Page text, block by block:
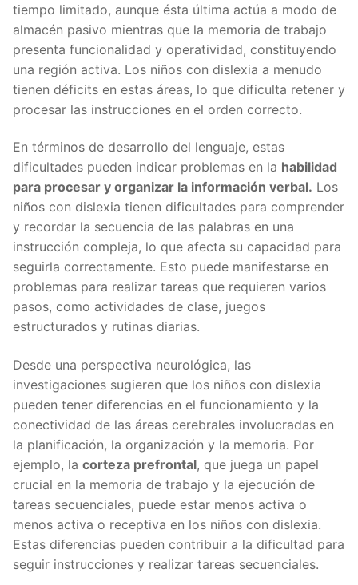
tiempo limitado, aunque ésta última actúa a modo de
almacén pasivo mientras que la memoria de trabajo
presenta funcionalidad y operatividad, constituyendo
una región activa. Los niños con dislexia a menudo
tienen déficits en estas áreas, lo que dificulta retener y
procesar las instrucciones en el orden correcto.
En términos de desarrollo del lenguaje, estas
dificultades pueden indicar problemas en la habilidad
para procesar y organizar la información verbal. Los
niños con dislexia tienen dificultades para comprender
y recordar la secuencia de las palabras en una
instrucción compleja, lo que afecta su capacidad para
seguirla correctamente. Esto puede manifestarse en
problemas para realizar tareas que requieren varios
pasos, como actividades de clase, juegos
estructurados y rutinas diarias.
Desde una perspectiva neurológica, las
investigaciones sugieren que los niños con dislexia
pueden tener diferencias en el funcionamiento y la
conectividad de las áreas cerebrales involucradas en
la planificación, la organización y la memoria. Por
ejemplo, la corteza prefrontal, que juega un papel
crucial en la memoria de trabajo y la ejecución de
tareas secuenciales, puede estar menos activa o
menos activa o receptiva en los niños con dislexia.
Estas diferencias pueden contribuir a la dificultad para
seguir instrucciones y realizar tareas secuenciales.